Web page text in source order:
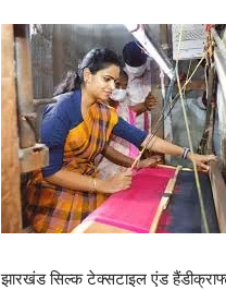
झारखंड सिल्क टेक्सटाइल एंड